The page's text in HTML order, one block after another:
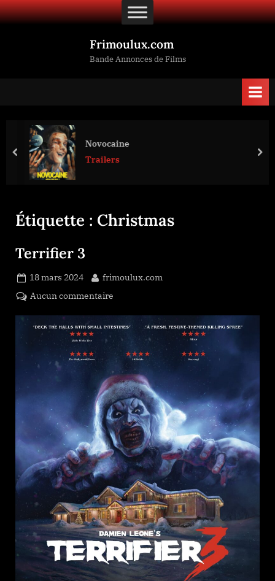
Skip
to
Frimoulux.com
Bande Annonces de Films
Novocaine
Trailers
prev
Étiquette : Christmas
Terrifier 3
Posted
on
18 mars 2024 By
frimoulux.com
Aucun commentaire
3